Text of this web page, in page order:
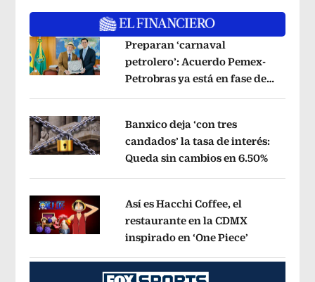
Opens in new window
Preparan ‘carnaval
petrolero’: Acuerdo Pemex-
Petrobras ya está en fase de
Opens in new window
Banxico deja ‘con tres
candados’ la tasa de interés:
Queda sin cambios en 6.50%Opens
Opens in new window
Así es Hacchi Coffee, el
restaurante en la CDMX
inspirado en ‘One Piece’